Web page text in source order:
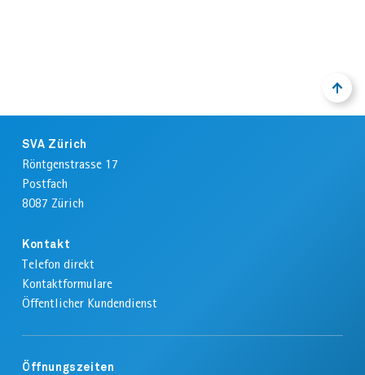
NACH
OBEN
ZUM
SVA Zürich
Röntgenstrasse 17
Postfach
8087 Zürich
Kontakt
Telefon direkt
Kontaktformulare
Öffentlicher Kundendienst
Öffnungszeiten